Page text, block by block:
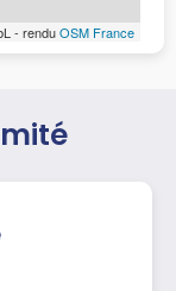
- renduOSM France